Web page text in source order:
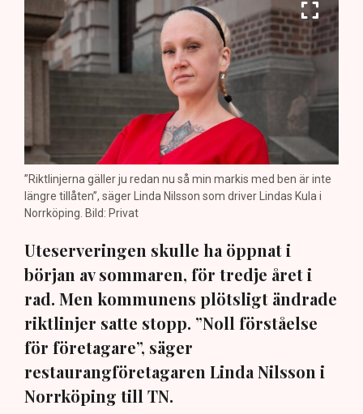
”Riktlinjerna gäller ju redan nu så min markis med ben är inte
längre tillåten”, säger Linda Nilsson som driver Lindas Kula i
Norrköping. Bild: Privat
Uteserveringen skulle ha öppnat i
början av sommaren, för tredje året i
rad. Men kommunens plötsligt ändrade
riktlinjer satte stopp. ”Noll förståelse
för företagare”, säger
restaurangföretagaren Linda Nilsson i
Norrköping till TN.